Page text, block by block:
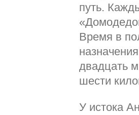
путь.
Время в
двадцать
шести
У истока